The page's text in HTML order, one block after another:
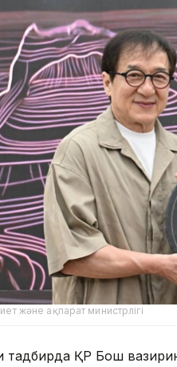
және ақпарат министрлігі
тадбирда ҚР Бош